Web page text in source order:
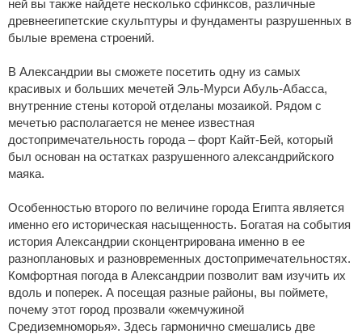
ней вы также найдете несколько сфинксов, различные
древнеегипетские скульптуры и фундаменты разрушенных в
былые времена строений.
В Александрии вы сможете посетить одну из самых
красивых и больших мечетей Эль-Мурси Абуль-Абасса,
внутренние стены которой отделаны мозаикой. Рядом с
мечетью располагается не менее известная
достопримечательность города – форт Кайт-Бей, который
был основан на остатках разрушенного александрийского
маяка.
Особенностью второго по величине города Египта является
именно его историческая насыщенность. Богатая на события
история Александрии сконцентрирована именно в ее
разноплановых и разновременных достопримечательностях.
Комфортная погода в Александрии позволит вам изучить их
вдоль и поперек. А посещая разные районы, вы поймете,
почему этот город прозвали «жемчужиной
Средиземноморья». Здесь гармонично смешались две